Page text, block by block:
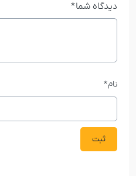
دیدگاه شما*
نام*